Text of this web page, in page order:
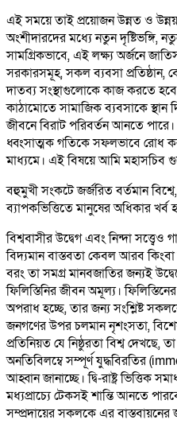
এই সময়ে তাই প্রয়োজন উন্নত ও
অংশীদারদের মধ্যে নতুন
সামগ্রিকভাবে, এই লক্ষ্য অর্জনে
সরকারসমূহ, সকল ব্যবসা
দাতব্য সংস্থাগুলোকে কাজ করতে
কাঠামোতে সামাজিক ব্যবসাকে স্থান
জীবনে বিরাট পরিবর্তন আনতে
ধ্বংসাত্মক গতিকে সফলভাবে রোধ
মাধ্যমে। এই বিষয়ে আমি মহাসচিব
বহুমুখী সংকটে জর্জরিত বর্তমান
ব্যাপকভিত্তিতে মানুষের অধিকার খর্ব
বিশ্ববাসীর উদ্বেগ এবং নিন্দা সত্ত্বেও
বিদ্যমান বাস্তবতা কেবল আরব
বরং তা সমগ্র মানবজাতির জন্যই
ফিলিস্তিনির জীবন অমূল্য।
অপরাধ হচ্ছে, তার জন্য সংশ্লিষ্ট
জনগণের উপর চলমান নৃশংসতা,
প্রতিনিয়ত যে নিষ্ঠুরতা বিশ্ব দেখছে,
অনতিবিলম্বে সম্পূর্ণ যুদ্ধবিরতির
আহ্বান জানাচ্ছে। দ্বি-রাষ্ট্র
মধ্যপ্রাচ্যে টেকসই শান্তি আনতে
সম্প্রদায়ের সকলকে এর